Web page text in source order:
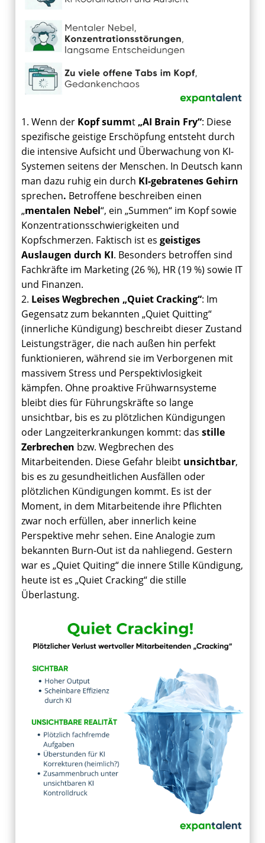
1. Wenn der Kopf summt „AI Brain Fry“: Diese
spezifische geistige Erschöpfung entsteht durch
die intensive Aufsicht und Überwachung von KI-
Systemen seitens der Menschen. In Deutsch kann
man dazu ruhig ein durch KI-gebratenes Gehirn
sprechen. Betroffene beschreiben einen
„mentalen Nebel“, ein „Summen“ im Kopf sowie
Konzentrationsschwierigkeiten und
Kopfschmerzen. Faktisch ist esgeistiges
Auslaugen durch KI. Besonders betroffen sind
Fachkräfte im Marketing (26 %), HR (19 %) sowie IT
und Finanzen.
2. Leises Wegbrechen „Quiet Cracking“: Im
Gegensatz zum bekannten „Quiet Quitting“
(innerliche Kündigung) beschreibt dieser Zustand
Leistungsträger, die nach außen hin perfekt
funktionieren, während sie im Verborgenen mit
massivem Stress und Perspektivlosigkeit
kämpfen. Ohne proaktive Frühwarnsysteme
bleibt dies für Führungskräfte so lange
unsichtbar, bis es zu plötzlichen Kündigungen
oder Langzeiterkrankungen kommt: dasstille
Zerbrechen bzw. Wegbrechen des
Mitarbeitenden. Diese Gefahr bleibt unsichtbar,
bis es zu gesundheitlichen Ausfällen oder
plötzlichen Kündigungen kommt. Es ist der
Moment, in dem Mitarbeitende ihre Pflichten
zwar noch erfüllen, aber innerlich keine
Perspektive mehr sehen. Eine Analogie zum
bekannten Burn-Out ist da nahliegend. Gestern
war es „Quiet Quiting“ die innere Stille Kündigung,
heute ist es „Quiet Cracking“ die stille
Überlastung.